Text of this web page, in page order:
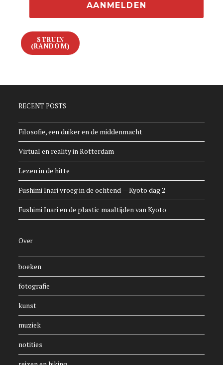
STRUIN
(RANDOM)
RECENT POSTS
Filosofie, een duiker en de middenmacht
Virtual en reality in Rotterdam
Lezen in de hitte
Fushimi Inari vroeg in de ochtend — Kyoto dag 2
Fushimi Inari en de plastic maaltijden van Kyoto
Over
boeken
fotografie
kunst
muziek
notities